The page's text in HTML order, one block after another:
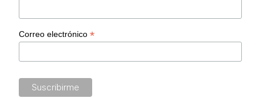
Correo electrónico*